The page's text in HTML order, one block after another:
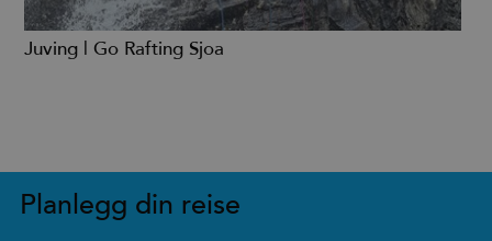
Juving | Go Rafting Sjoa
Planlegg din reise